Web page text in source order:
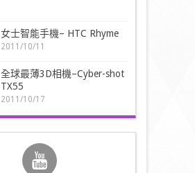
女士智能手機– HTC Rhyme
2011/10/11
全球最薄3D相機–Cyber-shot
TX55
2011/10/17